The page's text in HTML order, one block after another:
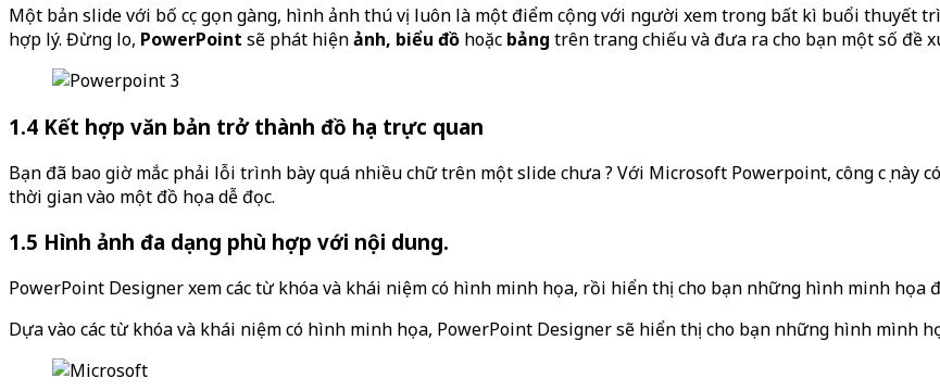
Một bản slide với bố cục gọn gàng, hình ảnh thú vị luôn là một điểm cộng với người xem trong bất kì buổi thuyết
hợp lý. Đừng lo, PowerPoint sẽ phát hiệnảnh, biểu đồ hoặc bảng trên trang chiếu và đưa ra cho bạn một số đề
1.4 Kết hợp văn bản trở thành đồ họa trực quan
Bạn đã bao giờ mắc phải lỗi trình bày quá nhiều chữ trên một slide chưa ? Với Microsoft Powerpoint, công cụ này
thời gian vào một đồ họa dễ đọc.
1.5 Hình ảnh đa dạng phù hợp với nội dung.
PowerPoint Designer xem các từ khóa và khái niệm có hình minh họa, rồi hiển thị cho bạn những hình minh họa
Dựa vào các từ khóa và khái niệm có hình minh họa, PowerPoint Designer sẽ hiển thị cho bạn những hình mình